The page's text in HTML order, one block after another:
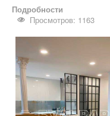
Подробности
Просмотров: 1163